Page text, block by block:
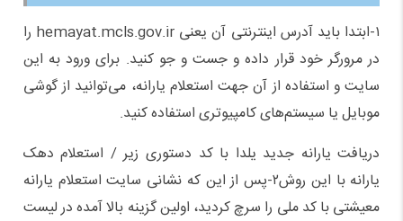
۱-ابتدا باید آدرس اینترنتی آن یعنی hemayat.mcls.gov.ir را
در مرورگر خود قرار داده و جست و جو کنید. برای ورود به این
سایت و استفاده از آن جهت استعلام یارانه، می‌توانید از گوشی
موبایل یا سیستم‌های کامپیوتری استفاده کنید.
دریافت یارانه جدید یلدا با کد دستوری زیر / استعلام دهک
یارانه با این روش۲-پس از این که نشانی سایت استعلام یارانه
معیشتی با کد ملی را سرچ کردید، اولین گزینه بالا آمده در لیست